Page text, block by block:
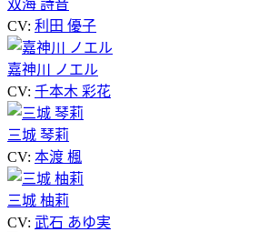
双海 詩音
CV: 利田 優子
嘉神川 ノエル
CV: 千本木 彩花
三城 琴莉
CV: 本渡 楓
三城 柚莉
CV: 武石 あゆ実